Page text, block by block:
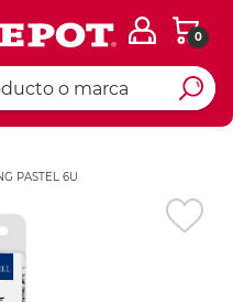
0
PASTEL 6U
Ingresar Codigo